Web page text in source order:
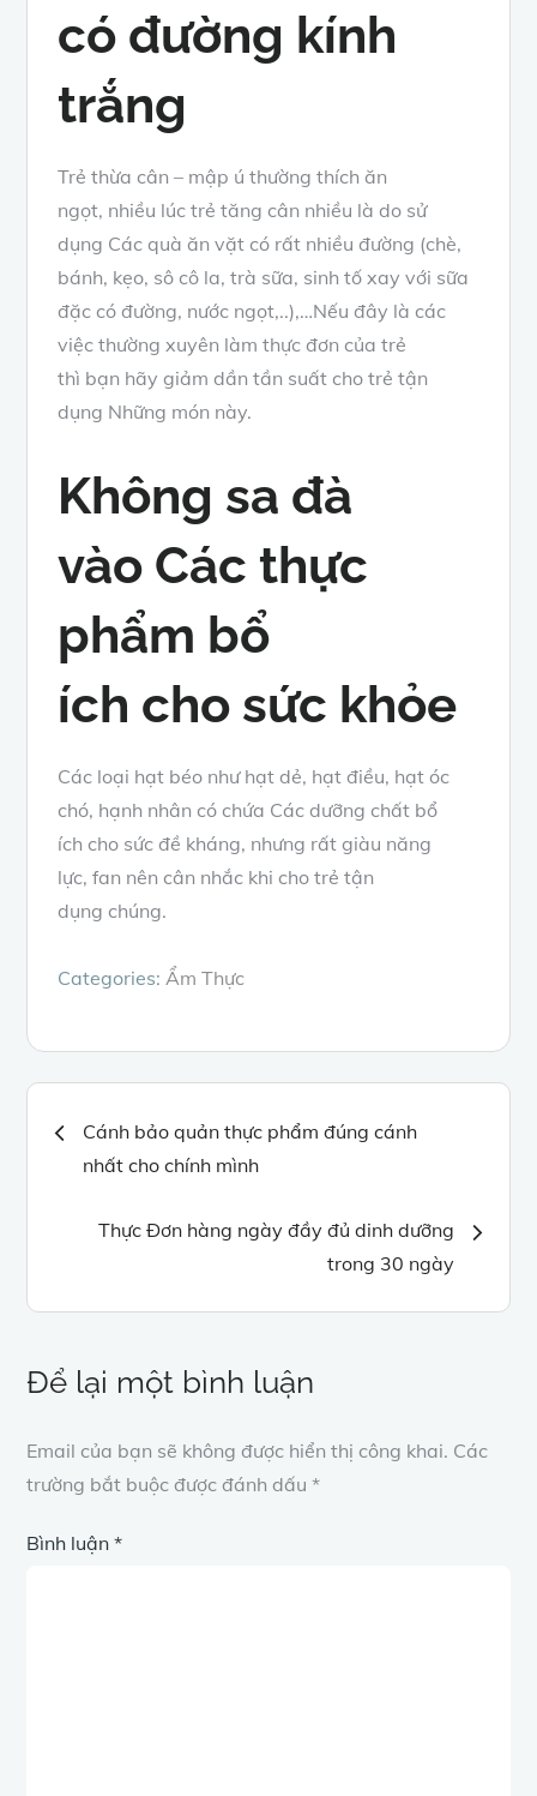
có đường kính
trắng
Trẻ thừa cân – mập ú thường thích ăn
ngọt, nhiều lúc trẻ tăng cân nhiều là do sử
dụng Các quà ăn vặt có rất nhiều đường (chè,
bánh, kẹo, sô cô la, trà sữa, sinh tố xay với sữa
đặc cóđường, nước ngọt,..),…Nếuđây là các
việc thường xuyên làm thực đơn của trẻ
thì bạn hãy giảm dần tần suất cho trẻtận
dụng Những món này.
Không sa đà
vào Các thực
phẩm bổ
ích cho sức khỏe
Các loại hạt béo như hạt dẻ, hạt điều, hạt óc
chó, hạnh nhân có chứa Các dưỡng chất bổ
ích cho sức đề kháng, nhưng rất giàu năng
lực,fan nên cân nhắc khi cho trẻtận
dụng chúng.
Categories: Ẩm Thực
Điều
hướng
viết
Cánh bảo quản thực phẩm đúng cánh
nhất cho chính mình
Thực Đơn hàng ngày đầy đủ dinh dưỡng
trong 30 ngày
Để lại một bình luận
Email của bạn sẽ không được hiển thị công khai. Các
trường bắt buộc được đánh dấu*
Bình luận*